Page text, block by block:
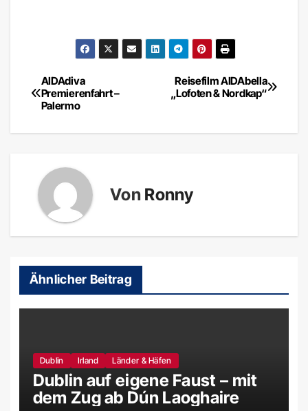
Beitragsnavigation
Reisefilm AIDAbella
„Lofoten & Nordkap“
AIDAdiva
Premierenfahrt –
Palermo
Von Ronny
Ähnlicher Beitrag
Dublin Irland Länder & Häfen
Dublin auf eigene Faust – mit
dem Zug ab Dún Laoghaire